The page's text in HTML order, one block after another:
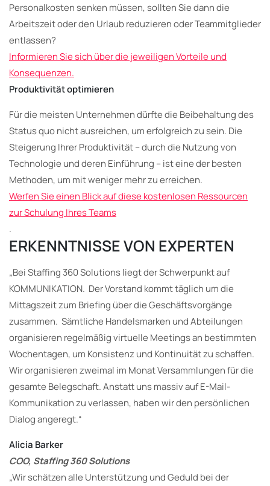
Personalkosten senken müssen, sollten Sie dann die
Arbeitszeit oder den Urlaub reduzieren oder Teammitglieder
entlassen?
Informieren Sie sich über die jeweiligen Vorteile und
Konsequenzen.
Produktivität optimieren
Für die meisten Unternehmen dürfte die Beibehaltung des
Status quo nicht ausreichen, um erfolgreich zu sein. Die
Steigerung Ihrer Produktivität – durch die Nutzung von
Technologie und deren Einführung – ist eine der besten
Methoden, um mit weniger mehr zu erreichen.
Werfen Sie einen Blick auf diese kostenlosen Ressourcen
zur Schulung Ihres Teams
.
ERKENNTNISSE VON EXPERTEN
„Bei Staffing 360 Solutions liegt der Schwerpunkt auf
KOMMUNIKATION. Der Vorstand kommt täglich um die
Mittagszeit zum Briefing über die Geschäftsvorgänge
zusammen. Sämtliche Handelsmarken und Abteilungen
organisieren regelmäßig virtuelle Meetings an bestimmten
Wochentagen, um Konsistenz und Kontinuität zu schaffen.
Wir organisieren zweimal im Monat Versammlungen für die
gesamte Belegschaft. Anstatt uns massiv auf E-Mail-
Kommunikation zu verlassen, haben wir den persönlichen
Dialog angeregt.“
Alicia Barker
COO, Staffing 360 Solutions
„Wir schätzen alle Unterstützung und Geduld bei der